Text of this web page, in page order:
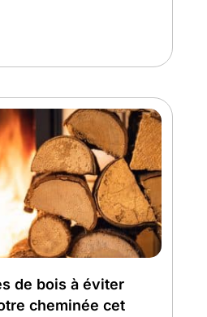
de bois à éviter
cheminée cet